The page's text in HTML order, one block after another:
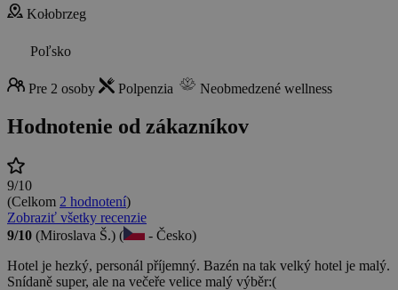
Kołobrzeg
Poľsko
Pre 2 osoby Polpenzia Neobmedzené wellness
Hodnotenie od zákazníkov
9/10
(Celkom 2 hodnotení)
Zobraziť všetky recenzie
9/10 (Miroslava Š.) (
- Česko)
Hotel je hezký, personál příjemný. Bazén na tak velký hotel je malý.
Snídaně super, ale na večeře velice malý výběr:(